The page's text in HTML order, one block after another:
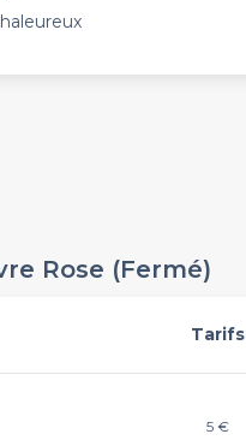
Rose (Fermé)
Tarifs
5 €